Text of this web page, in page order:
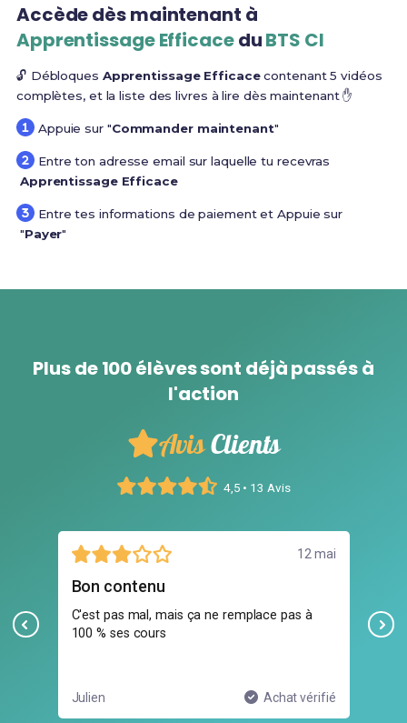
Accède dès maintenant à
Apprentissage EfficaceduBTS CI
🔓 Débloques Apprentissage Efficacecontenant 5 vidéos
complètes, et la liste des livres à lire dès maintenant ✋
Appuie sur "Commander maintenant"
Entre ton adresse email sur laquelle tu recevras
Apprentissage Efficace
Entre tes informations de paiement et Appuie sur
"Payer"
Plus de 100 élèves sont déjà passés à
l'action
AvisClients
4,5 • 13 Avis
12 mai
Bon contenu
C'est pas mal, mais ça ne remplace pas à
100 % ses cours
Julien Achat vérifié